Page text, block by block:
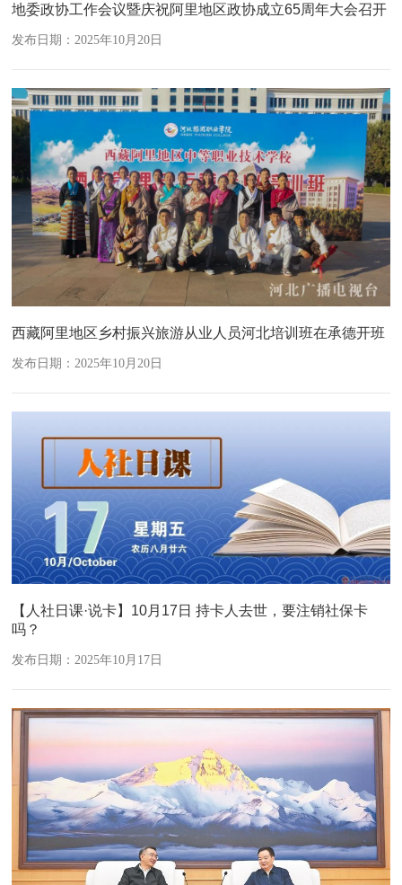
地委政协工作会议暨庆祝阿里地区政协成立65周年大会召开
发布日期：2025年10月20日
西藏阿里地区乡村振兴旅游从业人员河北培训班在承德开班
发布日期：2025年10月20日
【人社日课·说卡】10月17日 持卡人去世，要注销社保卡
吗？
发布日期：2025年10月17日